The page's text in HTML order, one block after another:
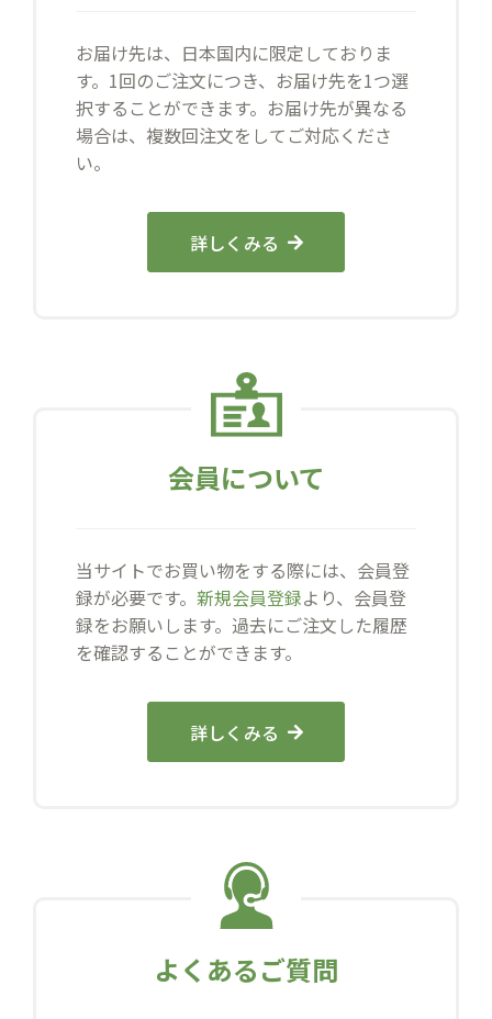
お届け先は、日本国内に限定しておりま
す。1回のご注文につき、お届け先を1つ選
択することができます。お届け先が異なる
場合は、複数回注文をしてご対応くださ
い。
詳しくみる
会員について
当サイトでお買い物をする際には、会員登
録が必要です。 新規会員登録より、会員登
録をお願いします。過去にご注文した履歴
を確認することができます。
詳しくみる
よくあるご質問